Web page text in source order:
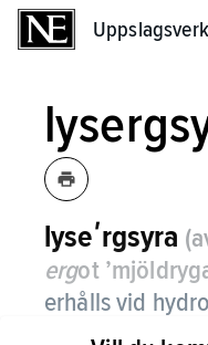
lyseʹrgsyra
ergot
erhålls vid